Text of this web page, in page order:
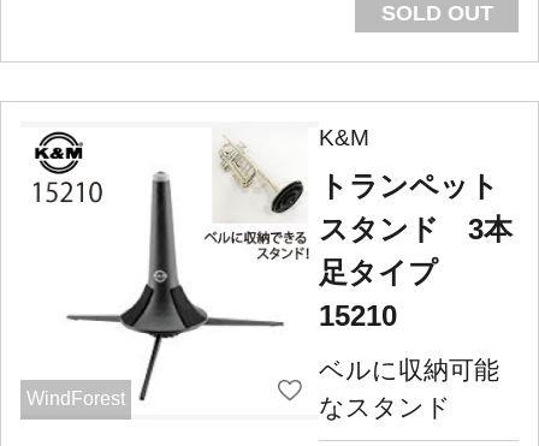
SOLD OUT
WindForest
K&M
トランペット
スタンド 3本
足タイプ
15210
ベルに収納可能
なスタンド